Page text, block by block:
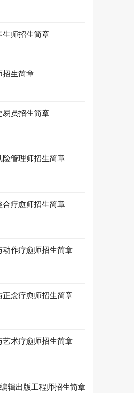
生师招生简章
招生简章
易员招生简章
险管理师招生简章
合疗愈师招生简章
动作疗愈师招生简章
正念疗愈师招生简章
艺术疗愈师招生简章
辑出版工程师招生简章